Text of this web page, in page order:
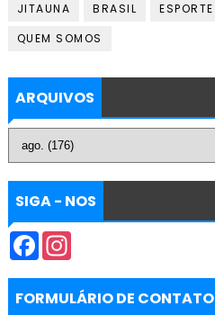
JITAUNA
BRASIL ESPORTE
QUEM SOMOS
ARQUIVOS
SIGA - NOS
F
e
b
I
t
a
FORMULÁRIO DE CONTATO